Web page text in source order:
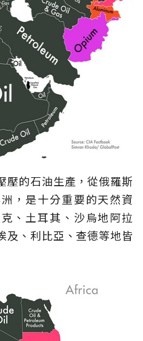
壓的石油生產，從俄羅斯
，是十分重要的天然資
、土耳其、沙烏地阿拉
及、利比亞、查德等地皆